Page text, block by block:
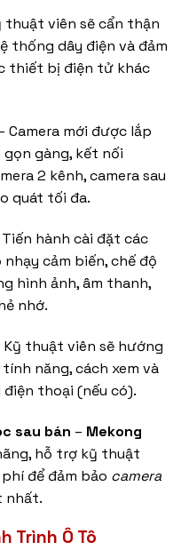
thuật viên sẽ cẩn thận
thống dây điện và đảm
thiết bị điện tử khác
Camera mới được lắp
gàng, kết nối
2 kênh, camera sau
quát tối đa.
Tiến hành cài đặt các
cảm biến, chế độ
hình ảnh, âm thanh,
nhớ.
Kỹ thuật viên sẽ hướng
năng, cách xem và
thoại (nếu có).
sau bán – Mekong
hỗ trợ kỹ thuật
để đảm bảo camera
nhất.
Trình Ô Tô